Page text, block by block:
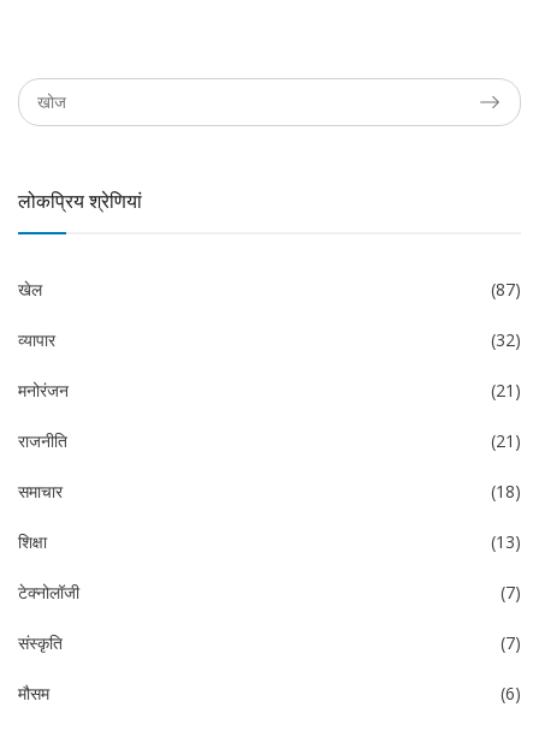
लोकप्रिय श्रेणियां
खेल (87)
व्यापार (32)
मनोरंजन (21)
राजनीति (21)
समाचार (18)
शिक्षा (13)
टेक्नोलॉजी (7)
संस्कृति (7)
मौसम (6)